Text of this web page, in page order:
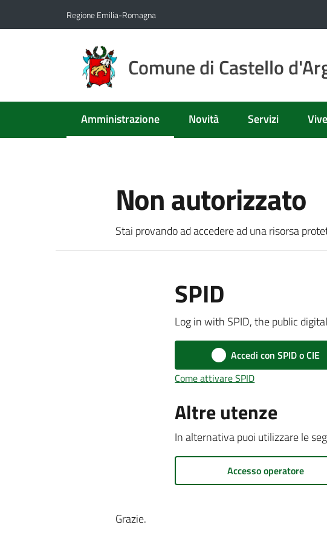
Regione Emilia-Romagna
Comune di Castello
Amministrazione
Menu selezionato Novità Servizi
Non autorizzato
Stai provando ad accedere ad una risorsa
SPID
Log in with SPID, the public
Accedi con SPID o CIE
Come attivare SPID
Altre utenze
In alternativa puoi utilizzare le
Accesso operatore
Grazie.